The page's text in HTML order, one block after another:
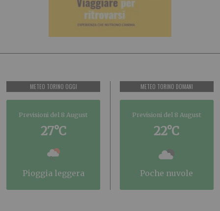
METEO TORINO OGGI
Previsioni del 8 August
27°C
pioggia leggera
METEO TORINO DOMANI
Previsioni del 8 August
22°C
poche nuvole